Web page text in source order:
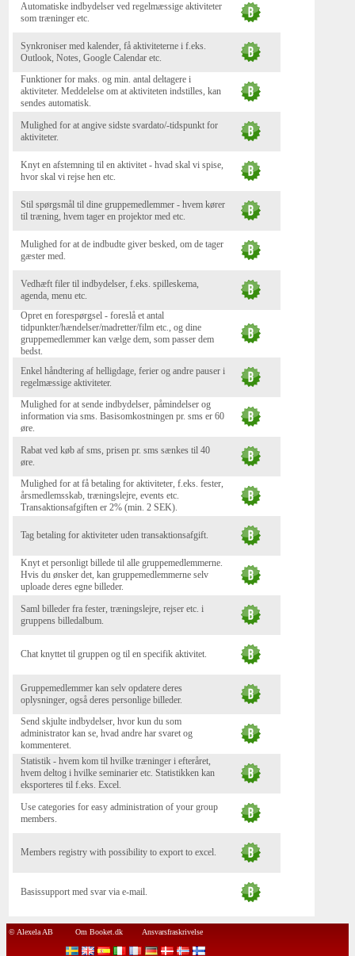
Automatiske indbydelser ved regelmæssige aktiviteter
som træninger etc.
Synkroniser med kalender, få aktiviteterne i f.eks.
Outlook, Notes, Google Calendar etc.
Funktioner for maks. og min. antal deltagere i
aktiviteter. Meddelelse om at aktiviteten indstilles, kan
sendes automatisk.
Mulighed for at angive sidste svardato/-tidspunkt for
aktiviteter.
Knyt en afstemning til en aktivitet - hvad skal vi spise,
hvor skal vi rejse hen etc.
Stil spørgsmål til dine gruppemedlemmer - hvem kører
til træning, hvem tager en projektor med etc.
Mulighed for at de indbudte giver besked, om de tager
gæster med.
Vedhæft filer til indbydelser, f.eks. spilleskema,
agenda, menu etc.
Opret en forespørgsel - foreslå et antal
tidpunkter/hændelser/madretter/film etc., og dine
gruppemedlemmer kan vælge dem, som passer dem
bedst.
Enkel håndtering af helligdage, ferier og andre pauser i
regelmæssige aktiviteter.
Mulighed for at sende indbydelser, påmindelser og
information via sms. Basisomkostningen pr. sms er 60
øre.
Rabat ved køb af sms, prisen pr. sms sænkes til 40
øre.
Mulighed for at få betaling for aktiviteter, f.eks. fester,
årsmedlemsskab, træningslejre, events etc.
Transaktionsafgiften er 2% (min. 2 SEK).
Tag betaling for aktiviteter uden transaktionsafgift.
Knyt et personligt billede til alle gruppemedlemmerne.
Hvis du ønsker det, kan gruppemedlemmerne selv
uploade deres egne billeder.
Saml billeder fra fester, træningslejre, rejser etc. i
gruppens billedalbum.
Chat knyttet til gruppen og til en specifik aktivitet.
Gruppemedlemmer kan selv opdatere deres
oplysninger, også deres personlige billeder.
Send skjulte indbydelser, hvor kun du som
administrator kan se, hvad andre har svaret og
kommenteret.
Statistik - hvem kom til hvilke træninger i efteråret,
hvem deltog i hvilke seminarier etc. Statistikken kan
eksporteres til f.eks. Excel.
Use categories for easy administration of your group
members.
Members registry with possibility to export to excel.
Basissupport med svar via e-mail.
© Alexela AB Om Booket.dk Ansvarsfraskrivelse